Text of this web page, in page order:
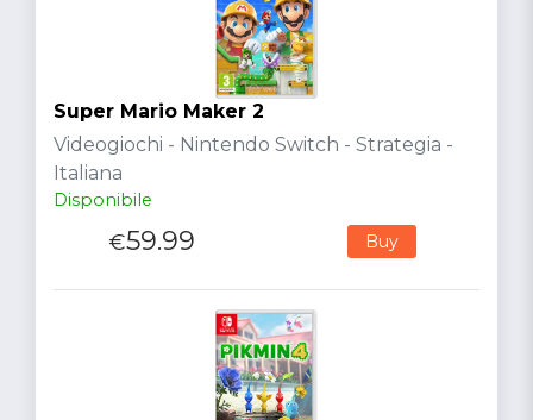
Super Mario Maker 2
Videogiochi - Nintendo Switch - Strategia -
Italiana
Disponibile
€59.99 Buy